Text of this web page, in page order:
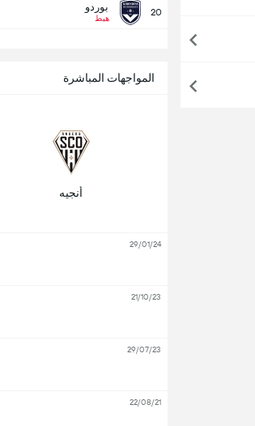
20 بوردو
هبط
المواجهات المباشرة
أنجيه
29/01/24
21/10/23
29/07/23
22/08/21